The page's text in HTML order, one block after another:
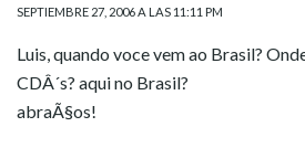
SEPTIEMBRE 27, 2006 A LAS 11:11 PM
Luis, quando voce vem ao Brasil?
CDÂ´s? aqui no Brasil?
abraÃ§os!